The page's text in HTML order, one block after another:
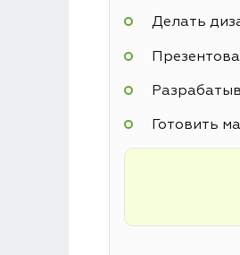
Делать
Готовить